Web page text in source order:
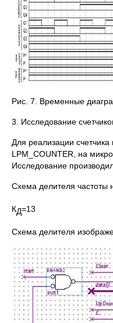
Рис. 7. Временные
3. Исследование
Для реализации
LPM_COUNTER, на
Исследование
Схема делителя частоты
КД=13
Схема делителя